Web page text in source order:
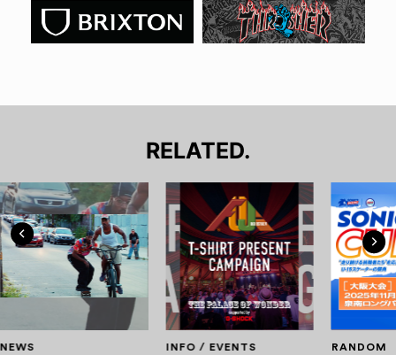
RELATED.
NEWS INFO / EVENTS RANDOM